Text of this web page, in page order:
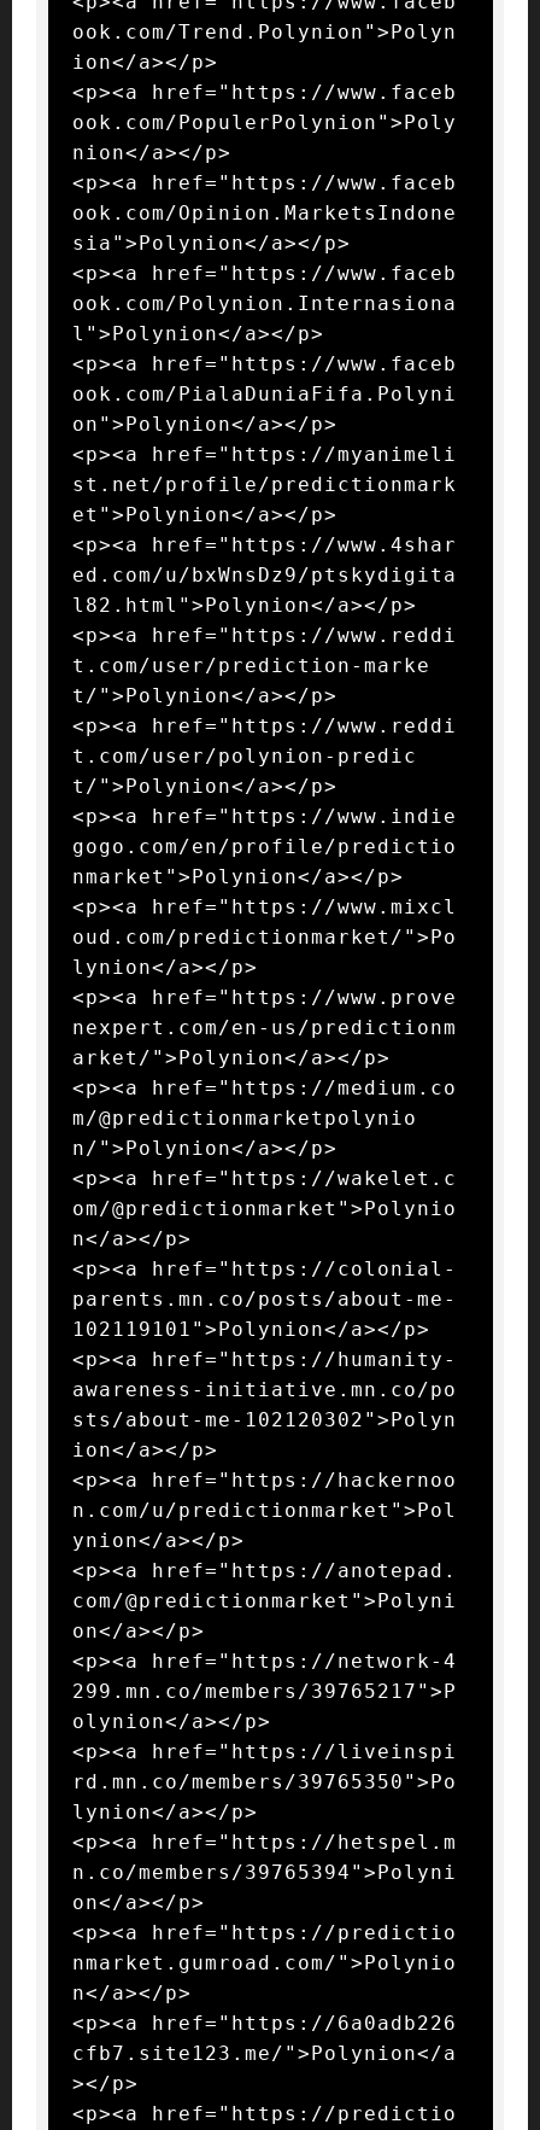
ook.com/Trend.Polynion">Polyn
ion</a></p>
<p><a href="https://www.faceb
ook.com/PopulerPolynion">Poly
nion</a></p>
<p><a href="https://www.faceb
ook.com/Opinion.MarketsIndone
sia">Polynion</a></p>
<p><a href="https://www.faceb
ook.com/Polynion.Internasiona
l">Polynion</a></p>
<p><a href="https://www.faceb
ook.com/PialaDuniaFifa.Polyni
on">Polynion</a></p>
<p><a href="https://myanimeli
st.net/profile/predictionmark
et">Polynion</a></p>
<p><a href="https://www.4shar
ed.com/u/bxWnsDz9/ptskydigita
l82.html">Polynion</a></p>
<p><a href="https://www.reddi
t.com/user/prediction-marke
t/">Polynion</a></p>
<p><a href="https://www.reddi
t.com/user/polynion-predic
t/">Polynion</a></p>
<p><a href="https://www.indie
gogo.com/en/profile/predictio
nmarket">Polynion</a></p>
<p><a href="https://www.mixcl
oud.com/predictionmarket/">Po
lynion</a></p>
<p><a href="https://www.prove
nexpert.com/en-us/predictionm
arket/">Polynion</a></p>
<p><a href="https://medium.co
m/@predictionmarketpolynio
n/">Polynion</a></p>
<p><a href="https://wakelet.c
om/@predictionmarket">Polynio
n</a></p>
<p><a href="https://colonial-
parents.mn.co/posts/about-me-
102119101">Polynion</a></p>
<p><a href="https://humanity-
awareness-initiative.mn.co/po
sts/about-me-102120302">Polyn
ion</a></p>
<p><a href="https://hackernoo
n.com/u/predictionmarket">Pol
ynion</a></p>
<p><a href="https://anotepad.
com/@predictionmarket">Polyni
on</a></p>
<p><a href="https://network-4
299.mn.co/members/39765217">P
olynion</a></p>
<p><a href="https://liveinspi
rd.mn.co/members/39765350">Po
lynion</a></p>
<p><a href="https://hetspel.m
n.co/members/39765394">Polyni
on</a></p>
<p><a href="https://predictio
nmarket.gumroad.com/">Polynio
n</a></p>
<p><a href="https://6a0adb226
cfb7.site123.me/">Polynion</a
></p>
<p><a href="https://predictio